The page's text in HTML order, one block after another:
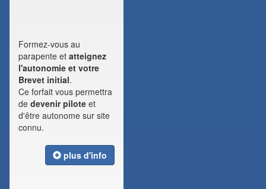
Formez-vous au
parapente et atteignez
l'autonomie et votre
Brevet initial.
Ce forfait vous permettra
de devenir pilote et
d'être autonome sur site
connu.
plus d'info